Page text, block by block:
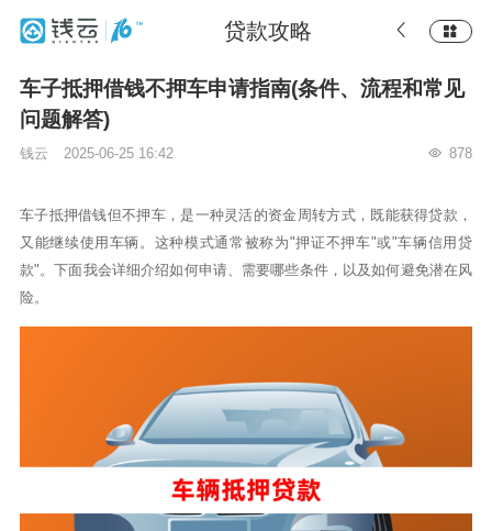
贷款攻略
车子抵押借钱不押车申请指南(条件、流程和常见
问题解答)
钱云 2025-06-25 16:42 878
车子抵押借钱但不押车，是一种灵活的资金周转方式，既能获得贷款，
又能继续使用车辆。这种模式通常被称为"押证不押车"或"车辆信用贷
款"。下面我会详细介绍如何申请、需要哪些条件，以及如何避免潜在风
险。